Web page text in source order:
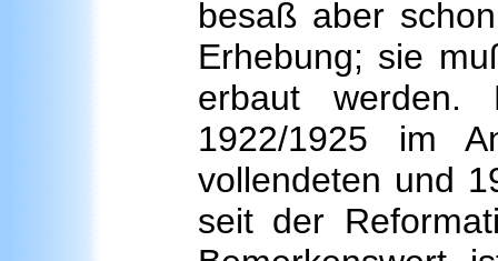
besaß aber
Erhebung; sie
erbaut werden.
1922/1925 im
vollendeten und
seit der